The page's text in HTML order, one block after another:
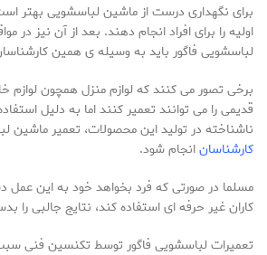
برای نگهداری درست از ماشین لباسشویی بهتر
اولیه را برای افراد انجام دهند. بعد از آن نیز در
لباسشویی فاگور باید به وسیله ی همین
برخی تصور می کنند که لوازم منزل همچون لوازم
قدیمی را می توانند تعمیر کنند اما به دلیل
ناشناخته در تولید این محصولات، تعمیر ماشین
کارشناسانانجام شود.
مسلما در صورتی که فرد بخواهد خود به این عمل
کاران غیر حرفه ای استفاده کند، نتایج جالبی را
تعمیرات لباسشویی فاگور توسط تکنسین فنی